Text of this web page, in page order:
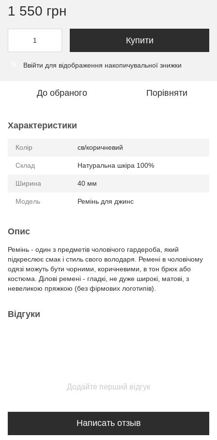
1 550 грн
Купити
Ввійти для відображення накопичувальної знижки
До обраного Порівняти
Характеристики
Колір св/коричневий
Склад Натуральна шкіра 100%
Ширина 40 мм
Модель Ремiнь для джинс
Опис
Ремінь - один з предметів чоловічого гардероба, який
підкреслює смак і стиль свого володаря. Ремені в чоловічому
одязі можуть бути чорними, коричневими, в тон брюк або
костюма. Ділові ремені - гладкі, не дуже широкі, матові, з
невеликою пряжкою (без фірмових логотипів).
Відгуки
Додайте перший відгук
Написать отзыв